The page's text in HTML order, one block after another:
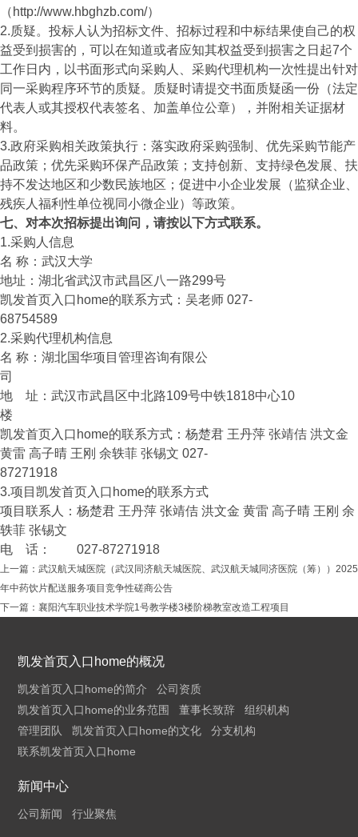
（http://www.hbghzb.com/）
2.质疑。投标人认为招标文件、招标过程和中标结果使自己的权
益受到损害的，可以在知道或者应知其权益受到损害之日起7个
工作日内，以书面形式向采购人、采购代理机构一次性提出针对
同一采购程序环节的质疑。质疑时请提交书面质疑函一份（法定
代表人或其授权代表签名、加盖单位公章），并附相关证据材
料。
3.政府采购相关政策执行：落实政府采购强制、优先采购节能产
品政策；优先采购环保产品政策；支持创新、支持绿色发展、扶
持不发达地区和少数民族地区；促进中小企业发展（监狱企业、
残疾人福利性单位视同小微企业）等政策。
七、对本次招标提出询问，请按以下方式联系。
1.采购人信息
名 称：武汉大学
地址：湖北省武汉市武昌区八一路299号
凯发首页入口home的联系方式：吴老师 027-
68754589
2.采购代理机构信息
名 称：湖北国华项目管理咨询有限公
司
地 址：武汉市武昌区中北路109号中铁1818中心10
楼
凯发首页入口home的联系方式：杨楚君 王丹萍 张靖佶 洪文金
黄雷 高子晴 王刚 余轶菲 张锡文 027-
87271918
3.项目凯发首页入口home的联系方式
项目联系人：杨楚君 王丹萍 张靖佶 洪文金 黄雷 高子晴 王刚 余
轶菲 张锡文
电 话： 027-87271918
上一篇： 武汉航天城医院（武汉同济航天城医院、武汉航天城同济医院（筹））2025
年中药饮片配送服务项目竞争性磋商公告
下一篇： 襄阳汽车职业技术学院1号教学楼3楼阶梯教室改造工程项目
凯发首页入口home的概况
凯发首页入口home的简介
公司资质
凯发首页入口home的业务范围
董事长致辞
组织机构
管理团队
凯发首页入口home的文化
分支机构
联系凯发首页入口home
新闻中心
公司新闻 行业聚焦